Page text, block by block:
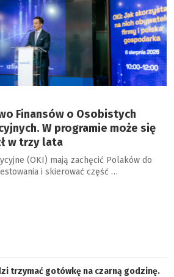
Finansów o Osobistych
W programie może się
w trzy lata
(OKI) mają zachęcić Polaków do
i skierować część …
trzymać gotówkę na czarną godzinę.